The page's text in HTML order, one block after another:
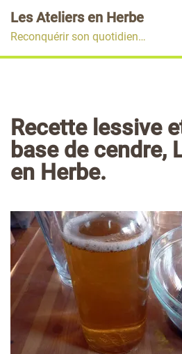
au
contenu
Les Ateliers en Herbe
Reconquérir son quotidien…
Recette lessive
base de cendre,
en Herbe.